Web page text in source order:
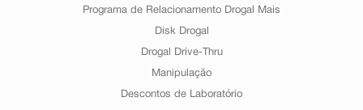
Programa de Relacionamento Drogal Mais
Disk Drogal
Drogal Drive-Thru
Manipulação
Descontos de Laboratório